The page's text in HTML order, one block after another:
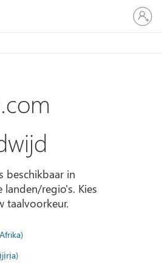
Meld
je
aan
je
beschikbaar in
landen/regio's. Kies
taalvoorkeur.